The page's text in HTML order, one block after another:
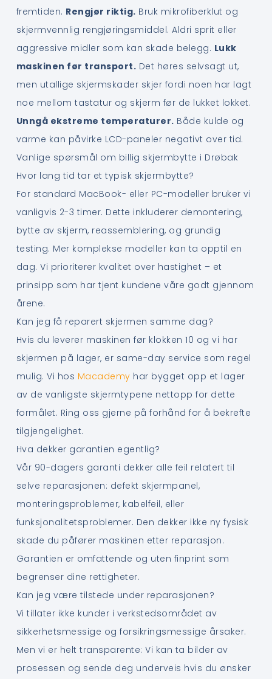
fremtiden. Rengjør riktig. Bruk mikrofiberklut og
skjermvennlig rengjøringsmiddel. Aldri sprit eller
aggressive midler som kan skade belegg. Lukk
maskinen før transport. Det høres selvsagt ut,
men utallige skjermskader skjer fordi noen har lagt
noe mellom tastatur og skjerm før de lukket lokket.
Unngå ekstreme temperaturer. Både kulde og
varme kan påvirke LCD-paneler negativt over tid.
Vanlige spørsmål om billig skjermbytte i Drøbak
Hvor lang tid tar et typisk skjermbytte?
For standard MacBook- eller PC-modeller bruker vi
vanligvis 2-3 timer. Dette inkluderer demontering,
bytte av skjerm, reassemblering, og grundig
testing. Mer komplekse modeller kan ta opptil en
dag. Vi prioriterer kvalitet over hastighet – et
prinsipp som har tjent kundene våre godt gjennom
årene.
Kan jeg få reparert skjermen samme dag?
Hvis du leverer maskinen før klokken 10 og vi har
skjermen på lager, er same-day service som regel
mulig. Vi hos Macademy har bygget opp et lager
av de vanligste skjermtypene nettopp for dette
formålet. Ring oss gjerne på forhånd for å bekrefte
tilgjengelighet.
Hva dekker garantien egentlig?
Vår 90-dagers garanti dekker alle feil relatert til
selve reparasjonen: defekt skjermpanel,
monteringsproblemer, kabelfeil, eller
funksjonalitetsproblemer. Den dekker ikke ny fysisk
skade du påfører maskinen etter reparasjon.
Garantien er omfattende og uten finprint som
begrenser dine rettigheter.
Kan jeg være tilstede under reparasjonen?
Vi tillater ikke kunder i verkstedsområdet av
sikkerhetsmessige og forsikringsmessige årsaker.
Men vi er helt transparente: Vi kan ta bilder av
prosessen og sende deg underveis hvis du ønsker